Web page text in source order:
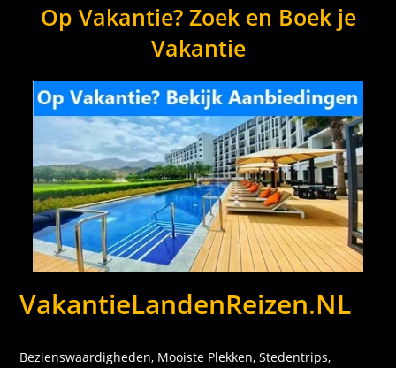
Op Vakantie? Zoek en Boek je
Vakantie
VakantieLandenReizen.NL
Bezienswaardigheden, Mooiste Plekken, Stedentrips,